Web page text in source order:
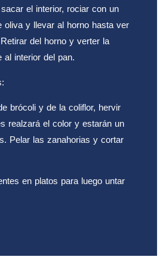
el interior, rociar con un
oliva y llevar al horno hasta ver
del horno y verter la
al interior del pan.
brócoli y de la coliflor, hervir
realzará el color y estarán un
Pelar las zanahorias y cortar
en platos para luego untar